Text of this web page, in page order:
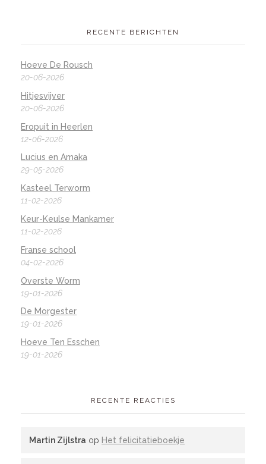
RECENTE BERICHTEN
Hoeve De Rousch
20-06-2026
Hitjesvijver
20-06-2026
Eropuit in Heerlen
12-06-2026
Lucius en Amaka
29-05-2026
Kasteel Terworm
11-02-2026
Keur-Keulse Mankamer
11-02-2026
Franse school
04-02-2026
Overste Worm
19-01-2026
De Morgester
19-01-2026
Hoeve Ten Esschen
19-01-2026
RECENTE REACTIES
Martin Zijlstra op Het felicitatieboekje